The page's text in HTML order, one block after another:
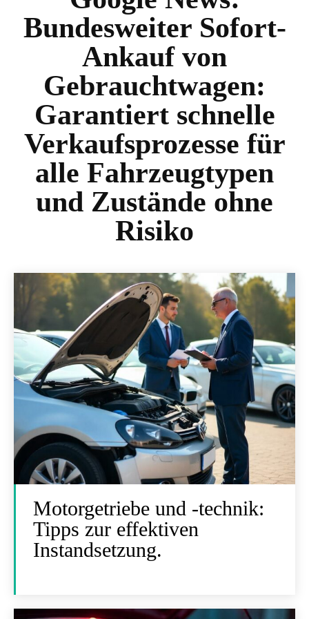
Bundesweiter Sofort-
Ankauf von
Gebrauchtwagen:
Garantiert schnelle
Verkaufsprozesse für
alle Fahrzeugtypen
und Zustände ohne
Risiko
Motorgetriebe und -technik:
Tipps zur effektiven
Instandsetzung.